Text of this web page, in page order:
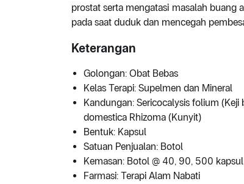
prostat serta mengatasi masalah buang
pada saat duduk dan mencegah
Keterangan
Golongan: Obat Bebas
Kelas Terapi: Supelmen dan Mineral
Kandungan: Sericocalysis folium
domestica Rhizoma (Kunyit)
Bentuk: Kapsul
Satuan Penjualan: Botol
Kemasan: Botol @ 40, 90, 500 kapsul
Farmasi: Terapi Alam Nabati